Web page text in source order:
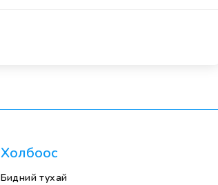
Холбоос
Бидний тухай